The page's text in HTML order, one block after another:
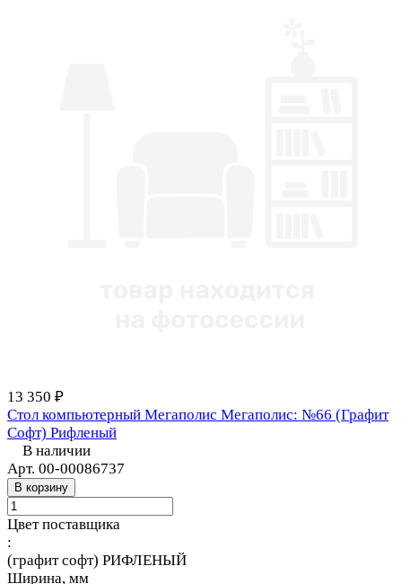
13 350 ₽
Стол компьютерный Мегаполис Мегаполис: №66 (Графит
Софт) Рифленый
В наличии
Арт. 00-00086737
В корзину
Цвет поставщика
:
(графит софт) РИФЛЕНЫЙ
Ширина, мм